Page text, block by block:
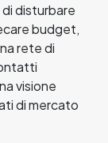
disturbare
budget,
rete di
visione
di mercato